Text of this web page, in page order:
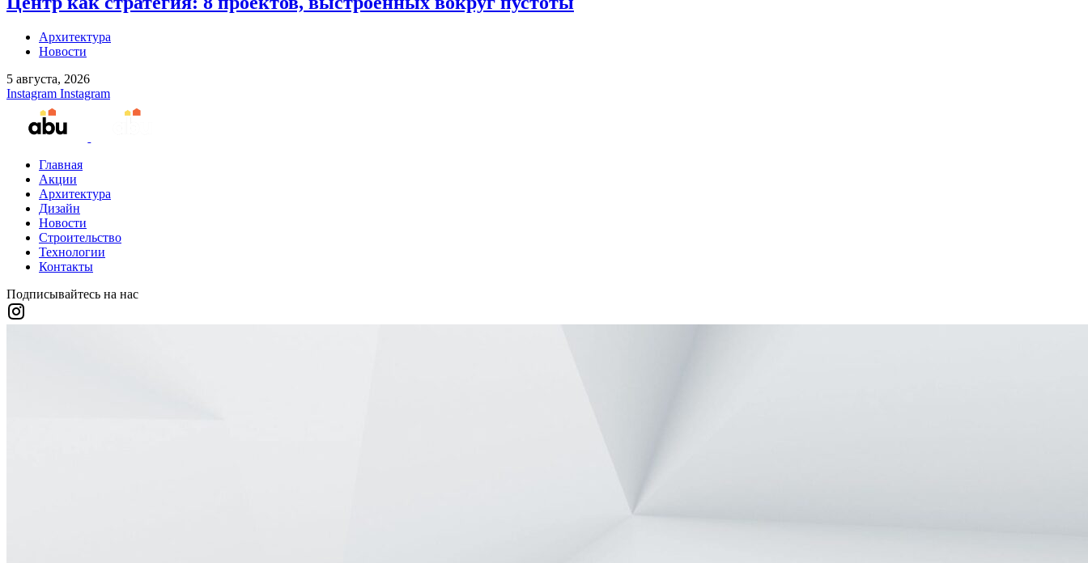
Архитектура
Новости
5 августа, 2026
Instagram Instagram
Главная
Акции
Архитектура
Дизайн
Новости
Строительство
Технологии
Контакты
Подписывайтесь на нас